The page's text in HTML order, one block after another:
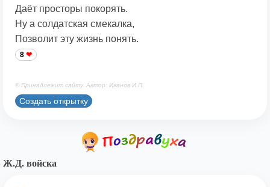
Даёт просторы покорять.
Ну а солдатская смекалка,
Позволит эту жизнь понять.
8
© Принадлежит сайту. Автор: Иванов И.П.
Создать открытку
Ж.Д. войска